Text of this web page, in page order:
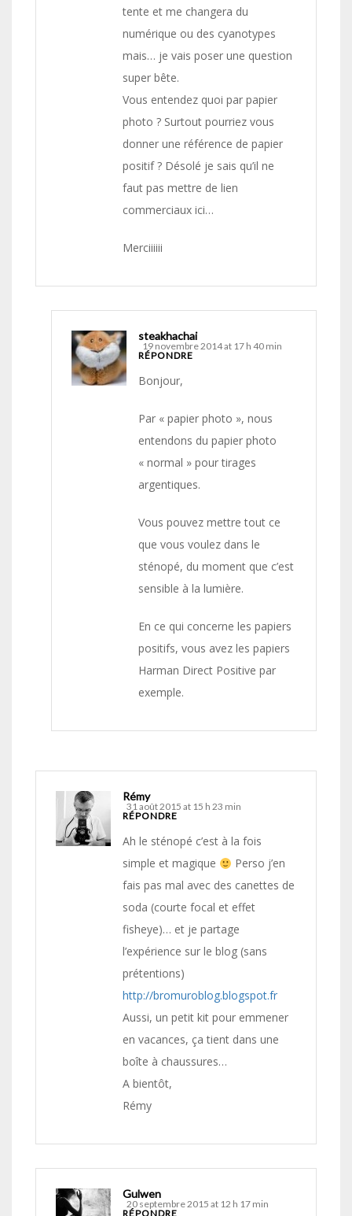
tente et me changera du
numérique ou des cyanotypes
mais… je vais poser une question
super bête.
Vous entendez quoi par papier
photo ? Surtout pourriez vous
donner une référence de papier
positif ? Désolé je sais qu’il ne
faut pas mettre de lien
commerciaux ici…
Merciiiiii
steakhachai
19 novembre 2014 at 17 h 40 min
RÉPONDRE
Bonjour,
Par « papier photo », nous
entendons du papier photo
« normal » pour tirages
argentiques.
Vous pouvez mettre tout ce
que vous voulez dans le
sténopé, du moment que c’est
sensible à la lumière.
En ce qui concerne les papiers
positifs, vous avez les papiers
Harman Direct Positive par
exemple.
Rémy
31 août 2015 at 15 h 23 min
RÉPONDRE
Ah le sténopé c’est à la fois
simple et magique
Perso j’en
fais pas mal avec des canettes de
soda (courte focal et effet
fisheye)… et je partage
l’expérience sur le blog (sans
prétentions)
http://bromuroblog.blogspot.fr
Aussi, un petit kit pour emmener
en vacances, ça tient dans une
boîte à chaussures…
A bientôt,
Rémy
Gulwen
20 septembre 2015 at 12 h 17 min
RÉPONDRE